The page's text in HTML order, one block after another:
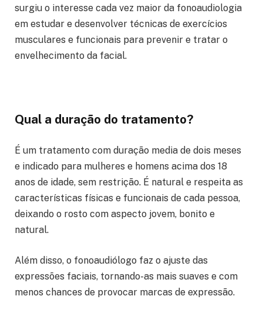
surgiu o interesse cada vez maior da fonoaudiologia
em estudar e desenvolver técnicas de exercícios
musculares e funcionais para prevenir e tratar o
envelhecimento da facial.
Qual a duração do tratamento?
É um tratamento com duração media de dois meses
e indicado para mulheres e homens acima dos 18
anos de idade, sem restrição. É natural e respeita as
características físicas e funcionais de cada pessoa,
deixando o rosto com aspecto jovem, bonito e
natural.
Além disso, o fonoaudiólogo faz o ajuste das
expressões faciais, tornando-as mais suaves e com
menos chances de provocar marcas de expressão.